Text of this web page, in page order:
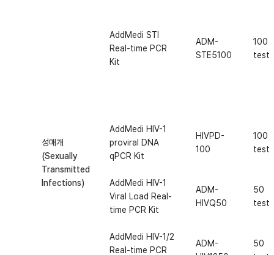
성매개
(Sexually
Transmitted
Infections)
AddMedi STI
Real-time PCR
Kit
ADM-
STE5100
100
tests
AddMedi HIV-1
proviral DNA
qPCR Kit
HIVPD-
100
100
tests
AddMedi HIV-1
Viral Load Real-
time PCR Kit
ADM-
HIVQ50
50
tests
AddMedi HIV-1/2
Real-time PCR
ADM-
50